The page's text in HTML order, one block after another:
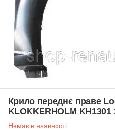
Крило переднє праве
KLOKKERHOLM KH1301
Немає в наявності